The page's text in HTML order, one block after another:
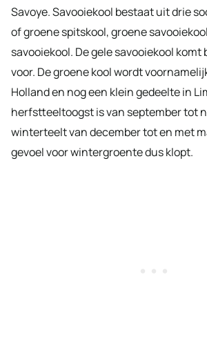
Savoye. Savooiekool bestaat uit drie
of groene spitskool, groene
savooiekool. De gele savooiekool
voor. De groene kool wordt
Holland en nog een klein gedeelte in
herfstteeltoogst is van september tot
winterteelt van december tot en met
gevoel voor wintergroente dus klopt.